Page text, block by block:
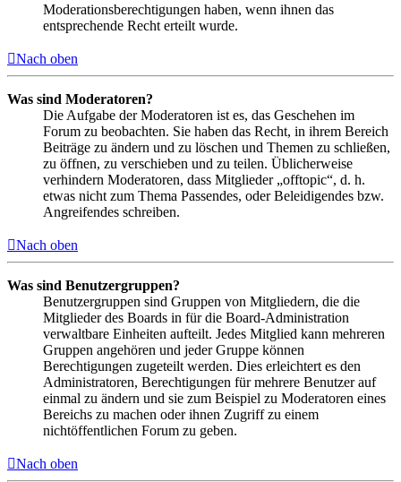
Moderationsberechtigungen haben, wenn ihnen das
entsprechende Recht erteilt wurde.
Nach oben
Was sind Moderatoren?
Die Aufgabe der Moderatoren ist es, das Geschehen im
Forum zu beobachten. Sie haben das Recht, in ihrem Bereich
Beiträge zu ändern und zu löschen und Themen zu schließen,
zu öffnen, zu verschieben und zu teilen. Üblicherweise
verhindern Moderatoren, dass Mitglieder „offtopic“, d. h.
etwas nicht zum Thema Passendes, oder Beleidigendes bzw.
Angreifendes schreiben.
Nach oben
Was sind Benutzergruppen?
Benutzergruppen sind Gruppen von Mitgliedern, die die
Mitglieder des Boards in für die Board-Administration
verwaltbare Einheiten aufteilt. Jedes Mitglied kann mehreren
Gruppen angehören und jeder Gruppe können
Berechtigungen zugeteilt werden. Dies erleichtert es den
Administratoren, Berechtigungen für mehrere Benutzer auf
einmal zu ändern und sie zum Beispiel zu Moderatoren eines
Bereichs zu machen oder ihnen Zugriff zu einem
nichtöffentlichen Forum zu geben.
Nach oben